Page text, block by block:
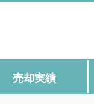
売却実績